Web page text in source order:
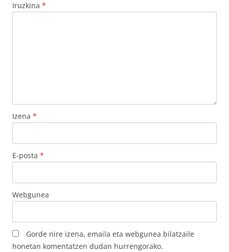
Iruzkina *
Izena *
E-posta *
Webgunea
Gorde nire izena, emaila eta webgunea bilatzaile
honetan komentatzen dudan hurrengorako.